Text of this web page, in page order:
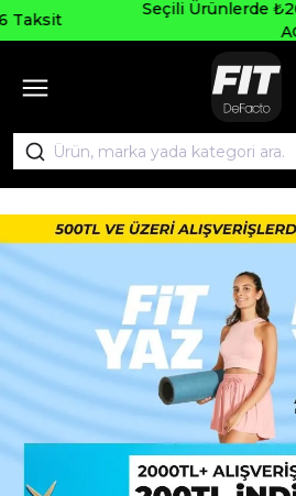
Seçili Ürünlerde ₺2000 Üzeri